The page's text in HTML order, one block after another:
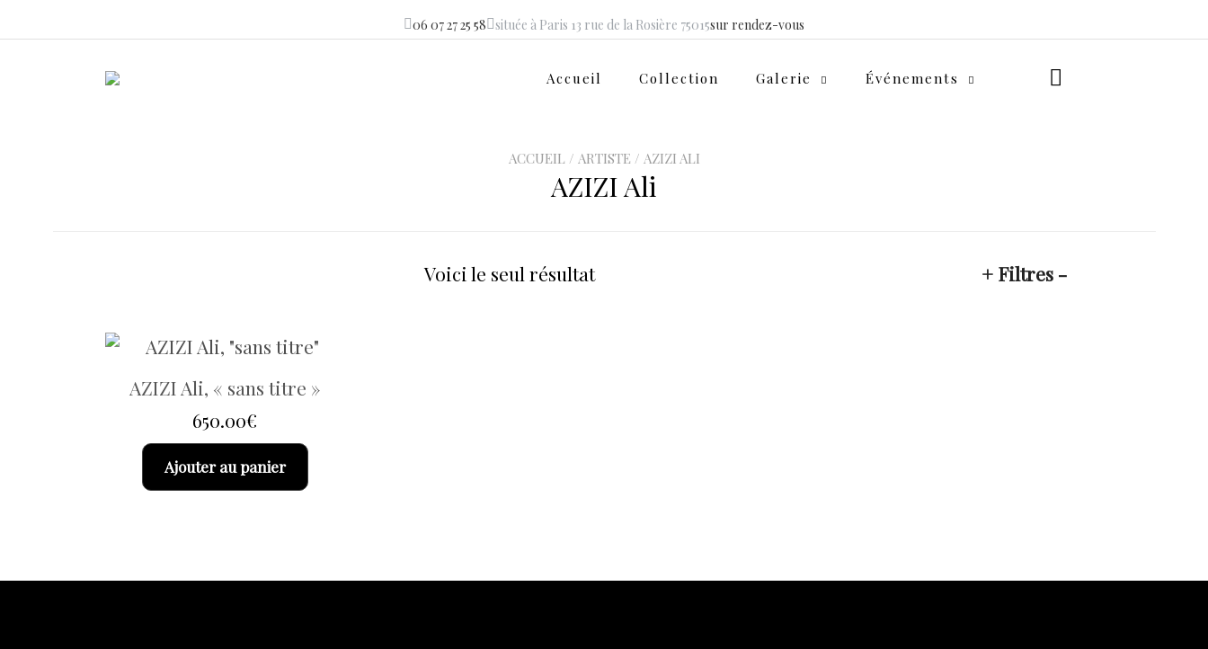
to
06 07 27 25 58 située à Paris 13 rue de la Rosière 75015sur rendez-vous
Accueil Collection Galerie Événements
ACCUEIL / ARTISTE / AZIZI ALI
AZIZI Ali
Voici le seul résultat + Filtres -
AZIZI Ali, « sans titre »
650.00€
Ajouter au panier